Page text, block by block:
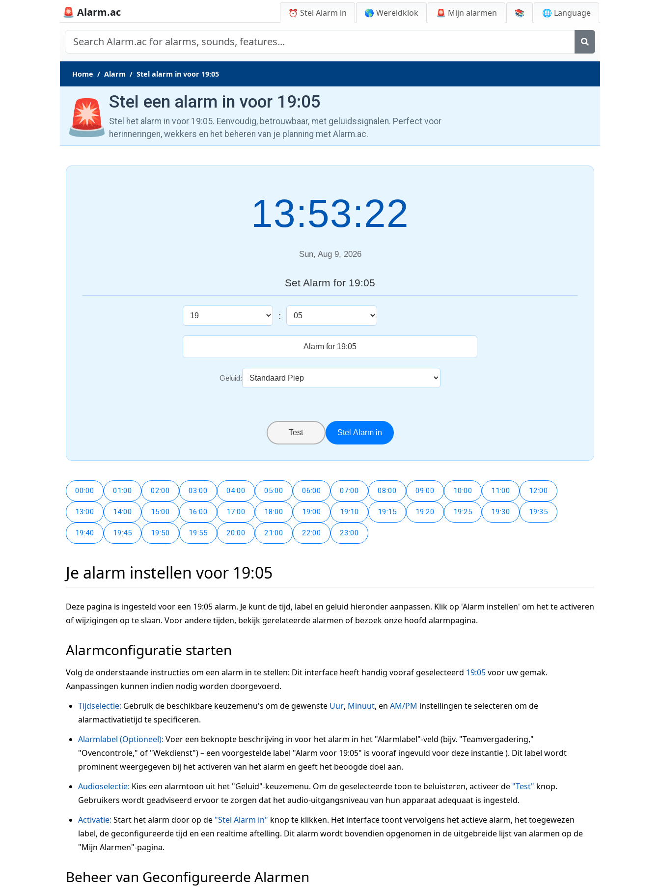
🚨 Alarm.ac ⏰ Stel Alarm in 🌎 Wereldklok 🚨 Mijn alarmen 📚 🌐 Language
Home Alarm Stel alarm in voor 19:05
🚨 Stel een alarm in voor 19:05
Stel het alarm in voor 19:05. Eenvoudig, betrouwbaar, met geluidssignalen. Perfect voor
herinneringen, wekkers en het beheren van je planning met Alarm.ac.
13:53:22
Sun, Aug 9, 2026
Set Alarm for 19:05
:
Geluid:
Test Stel Alarm in
00:00 01:00 02:00 03:00 04:00 05:00 06:00 07:00 08:00 09:00 10:00 11:00 12:00
13:00 14:00 15:00 16:00 17:00 18:00 19:00 19:10 19:15 19:20 19:25 19:30 19:35
19:40 19:45 19:50 19:55 20:00 21:00 22:00 23:00
Je alarm instellen voor 19:05
Deze pagina is ingesteld voor een 19:05 alarm. Je kunt de tijd, label en geluid hieronder aanpassen. Klik op 'Alarm instellen' om het te activeren
of wijzigingen op te slaan. Voor andere tijden, bekijk gerelateerde alarmen of bezoek onze hoofd alarmpagina.
Alarmconfiguratie starten
Volg de onderstaande instructies om een alarm in te stellen: Dit interface heeft handig vooraf geselecteerd 19:05voor uw gemak.
Aanpassingen kunnen indien nodig worden doorgevoerd.
Tijdselectie: Gebruik de beschikbare keuzemenu's om de gewenste Uur, Minuut, en AM/PM instellingen te selecteren om de
alarmactivatietijd te specificeren.
Alarmlabel (Optioneel): Voer een beknopte beschrijving in voor het alarm in het "Alarmlabel"-veld (bijv. "Teamvergadering,"
"Ovencontrole," of "Wekdienst") – een voorgestelde label "Alarm voor 19:05" is vooraf ingevuld voor deze instantie ). Dit label wordt
prominent weergegeven bij het activeren van het alarm en geeft het beoogde doel aan.
Audioselectie: Kies een alarmtoon uit het "Geluid"-keuzemenu. Om de geselecteerde toon te beluisteren, activeer de "Test" knop.
Gebruikers wordt geadviseerd ervoor te zorgen dat het audio-uitgangsniveau van hun apparaat adequaat is ingesteld.
Activatie: Start het alarm door op de "Stel Alarm in" knop te klikken. Het interface toont vervolgens het actieve alarm, het toegewezen
label, de geconfigureerde tijd en een realtime aftelling. Dit alarm wordt bovendien opgenomen in de uitgebreide lijst van alarmen op de
"Mijn Alarmen"-pagina.
Beheer van Geconfigureerde Alarmen